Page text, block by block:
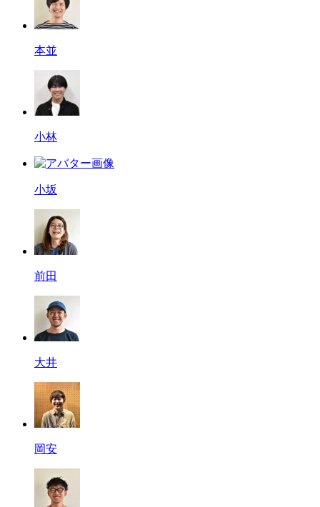
本並
小林
小坂
前田
大井
岡安